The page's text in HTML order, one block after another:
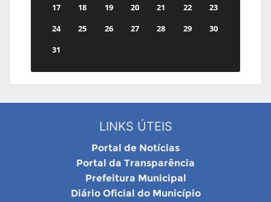
17
18 19 20 21 22
23
24
25 26 27 28 29
30
31
LINKS ÚTEIS
Portal de Notícias
Portal da Transparência
Prefeitura Municipal
Diário Oficial do Município